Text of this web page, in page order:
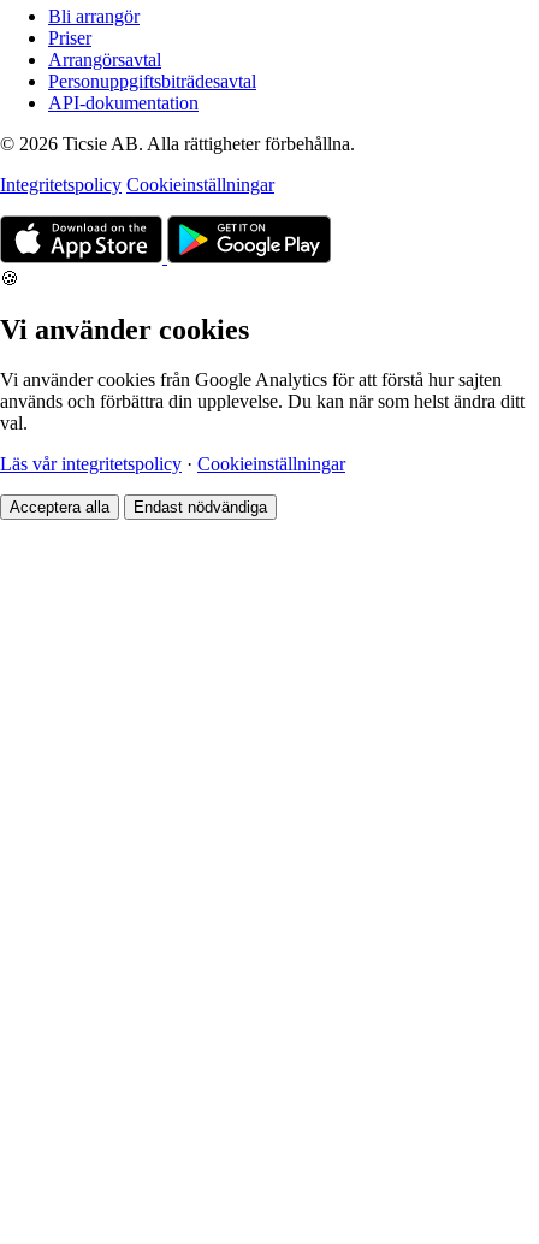
Bli arrangör
Priser
Arrangörsavtal
Personuppgiftsbiträdesavtal
API-dokumentation
© 2026 Ticsie AB. Alla rättigheter förbehållna.
Integritetspolicy Cookieinställningar
🍪
Vi använder cookies
Vi använder cookies från Google Analytics för att förstå hur sajten
används och förbättra din upplevelse. Du kan när som helst ändra ditt
val.
Läs vår integritetspolicy · Cookieinställningar
Acceptera alla Endast nödvändiga